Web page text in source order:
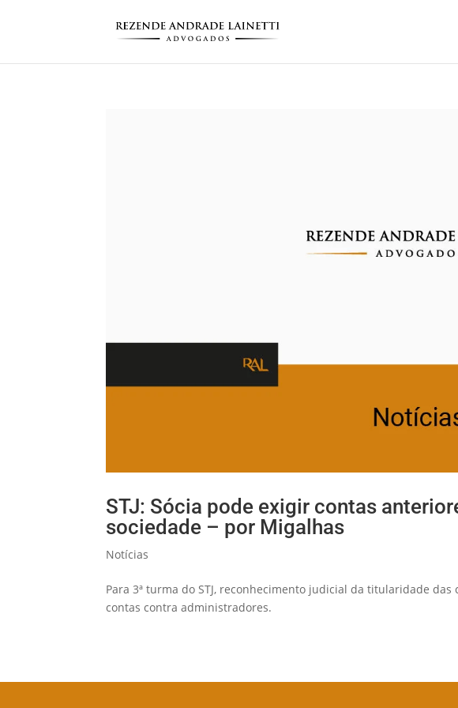
STJ: Sócia pode exigir contas
sociedade – por Migalhas
Notícias
Para 3ª turma do STJ, reconhecimento judicial da titularidade
contas contra administradores.